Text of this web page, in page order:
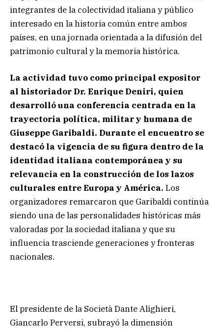
integrantes de la colectividad italiana y público
interesado en la historia común entre ambos
países, en una jornada orientada a la difusión del
patrimonio cultural y la memoria histórica.
La actividad tuvo como principal expositor
al historiador Dr. Enrique Deniri, quien
desarrolló una conferencia centrada en la
trayectoria política, militar y humana de
Giuseppe Garibaldi. Durante el encuentro se
destacó la vigencia de su figura dentro de la
identidad italiana contemporánea y su
relevancia en la construcción de los lazos
culturales entre Europa y América. Los
organizadores remarcaron que Garibaldi continúa
siendo una de las personalidades históricas más
valoradas por la sociedad italiana y que su
influencia trasciende generaciones y fronteras
nacionales.
El presidente de la Società Dante Alighieri,
Giancarlo Perversi, subrayó la dimensión